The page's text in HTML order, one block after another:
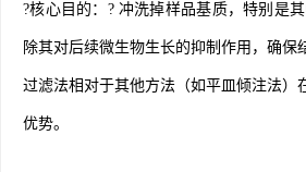
?核心目的：? 冲洗掉样品基质，特别是
除其对后续微生物生长的抑制作用，确保
过滤法相对于其他方法（如平皿倾注法）
优势。